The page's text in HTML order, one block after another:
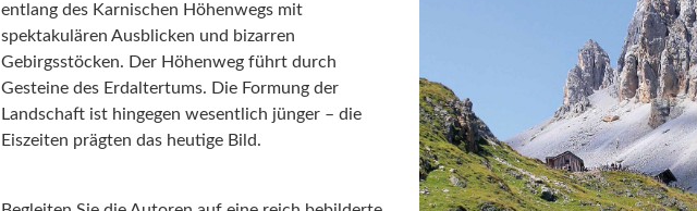
entlang des Karnischen Höhenwegs mit
spektakulären Ausblicken und bizarren
Gebirgsstöcken. Der Höhenweg führt durch
Gesteine des Erdaltertums. Die Formung der
Landschaft ist hingegen wesentlich jünger – die
Eiszeiten prägten das heutige Bild.